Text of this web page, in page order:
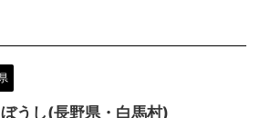
うし(長野県・白馬村)